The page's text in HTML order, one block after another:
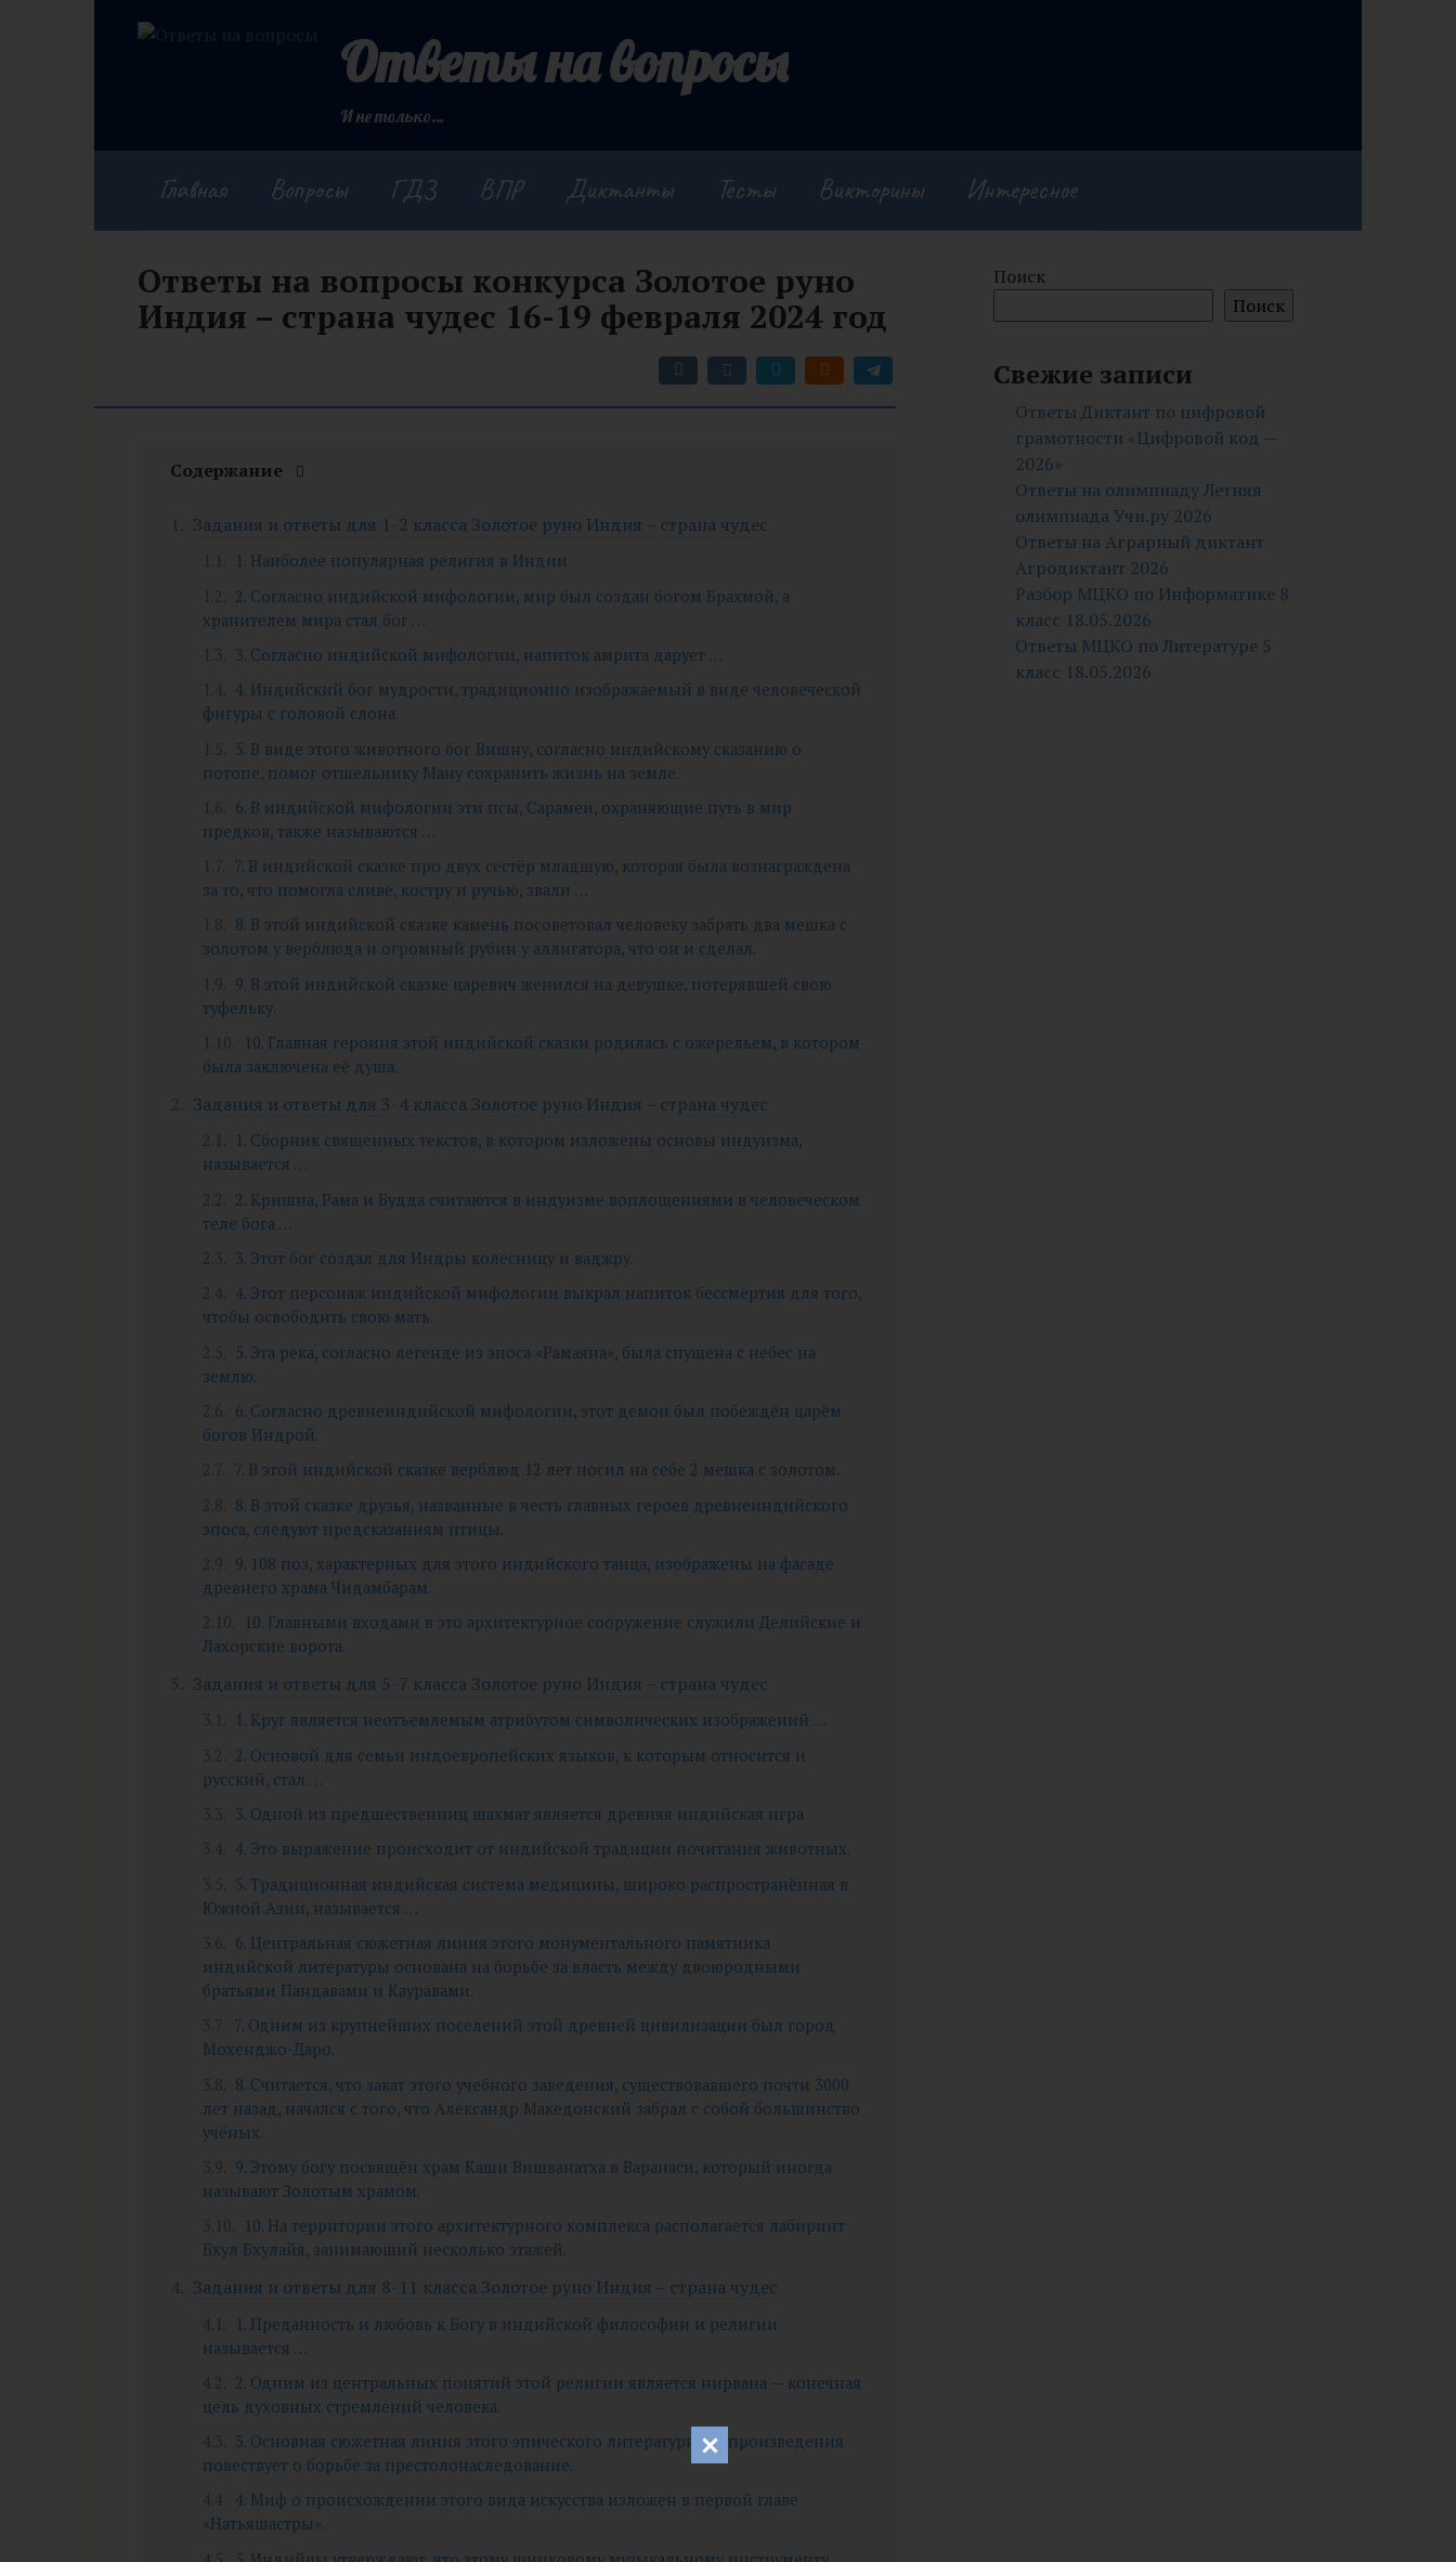
Ответы на вопросы
И не только…
Главная Вопросы ГДЗ ВПР Диктанты Тесты Викторины Интересное
Ответы на вопросы конкурса Золотое руно
Индия – страна чудес 16-19 февраля 2024 год
Содержание
Задания и ответы для 1-2 класса Золотое руно Индия – страна чудес
1. Наиболее популярная религия в Индии
2. Согласно индийской мифологии, мир был создан богом Брахмой, а
хранителем мира стал бог …
3. Согласно индийской мифологии, напиток амрита дарует …
4. Индийский бог мудрости, традиционно изображаемый в виде человеческой
фигуры с головой слона.
5. В виде этого животного бог Вишну, согласно индийскому сказанию о
потопе, помог отшельнику Ману сохранить жизнь на земле.
6. В индийской мифологии эти псы, Сарамеи, охраняющие путь в мир
предков, также называются …
7. В индийской сказке про двух сестёр младшую, которая была вознаграждена
за то, что помогла сливе, костру и ручью, звали …
8. В этой индийской сказке камень посоветовал человеку забрать два мешка с
золотом у верблюда и огромный рубин у аллигатора, что он и сделал.
9. В этой индийской сказке царевич женился на девушке, потерявшей свою
туфельку.
10. Главная героиня этой индийской сказки родилась с ожерельем, в котором
была заключена её душа.
Задания и ответы для 3-4 класса Золотое руно Индия – страна чудес
1. Сборник священных текстов, в котором изложены основы индуизма,
называется …
2. Кришна, Рама и Будда считаются в индуизме воплощениями в человеческом
теле бога …
3. Этот бог создал для Индры колесницу и ваджру.
4. Этот персонаж индийской мифологии выкрал напиток бессмертия для того,
чтобы освободить свою мать.
5. Эта река, согласно легенде из эпоса «Рамаяна», была спущена с небес на
землю.
6. Согласно древнеиндийской мифологии, этот демон был побеждён царём
богов Индрой.
7. В этой индийской сказке верблюд 12 лет носил на себе 2 мешка с золотом.
8. В этой сказке друзья, названные в честь главных героев древнеиндийского
эпоса, следуют предсказаниям птицы.
9. 108 поз, характерных для этого индийского танца, изображены на фасаде
древнего храма Чидамбарам.
10. Главными входами в это архитектурное сооружение служили Делийские и
Лахорские ворота.
Задания и ответы для 5-7 класса Золотое руно Индия – страна чудес
1. Круг является неотъемлемым атрибутом символических изображений …
2. Основой для семьи индоевропейских языков, к которым относится и
русский, стал …
3. Одной из предшественниц шахмат является древняя индийская игра
4. Это выражение происходит от индийской традиции почитания животных.
5. Традиционная индийская система медицины, широко распространённая в
Южной Азии, называется …
6. Центральная сюжетная линия этого монументального памятника
индийской литературы основана на борьбе за власть между двоюродными
братьями Пандавами и Кауравами.
7. Одним из крупнейших поселений этой древней цивилизации был город
Мохенджо-Даро.
8. Считается, что закат этого учебного заведения, существовавшего почти 3000
лет назад, начался с того, что Александр Македонский забрал с собой большинство
учёных.
9. Этому богу посвящён храм Каши Вишванатха в Варанаси, который иногда
называют Золотым храмом.
10. На территории этого архитектурного комплекса располагается лабиринт
Бхул Бхулайя, занимающий несколько этажей.
Задания и ответы для 8-11 класса Золотое руно Индия – страна чудес
1. Преданность и любовь к Богу в индийской философии и религии
называется …
2. Одним из центральных понятий этой религии является нирвана — конечная
цель духовных стремлений человека.
3. Основная сюжетная линия этого эпического литературного произведения
повествует о борьбе за престолонаследование.
4. Миф о происхождении этого вида искусства изложен в первой главе
«Натьяшастры».
Поиск
Поиск
Свежие записи
Ответы Диктант по цифровой
грамотности «Цифровой код —
2026»
Ответы на олимпиаду Летняя
олимпиада Учи.ру 2026
Ответы на Аграрный диктант
Агродиктант 2026
Разбор МЦКО по Информатике 8
класс 18.05.2026
Ответы МЦКО по Литературе 5
класс 18.05.2026